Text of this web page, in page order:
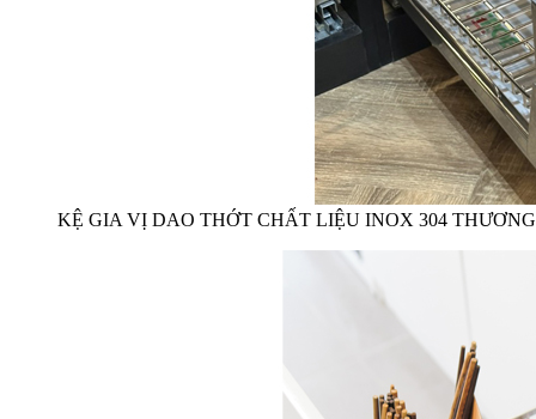
KỆ GIA VỊ DAO THỚT CHẤT LIỆU INOX 304